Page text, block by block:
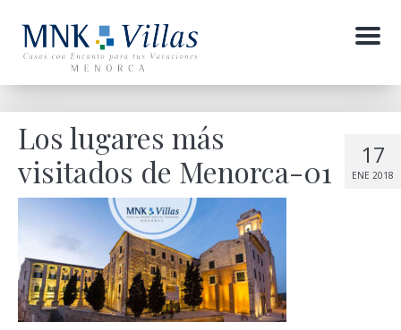
Menu
17
ENE 2018
Los lugares más
visitados de Menorca-01